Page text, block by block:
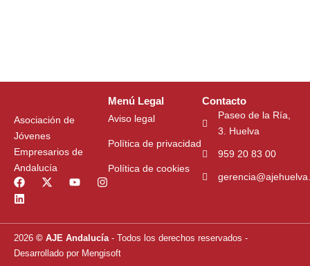
Asociación de
Jóvenes
Empresarios de
Andalucía
F
a
c
b
o
o
k
X
i
t
t
e
Y
u
b
I
a
g
r
a
L
i
n
e
d
i
n
Menú Legal
Aviso legal
Política de privacidad
Política de cookies
Contacto
Paseo de la Ría,
3. Huelva
959 20 83 00
2026 © AJE Andalucía - Todos los derechos reservados -
Desarrollado por Mengisoft